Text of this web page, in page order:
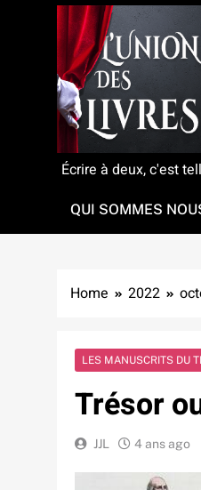
L'Union
Écrire à deux, c'est
QUI SOMMES
Home 2022
LES MANUSCRITS DU
Trésor
JJL 4 ans ago